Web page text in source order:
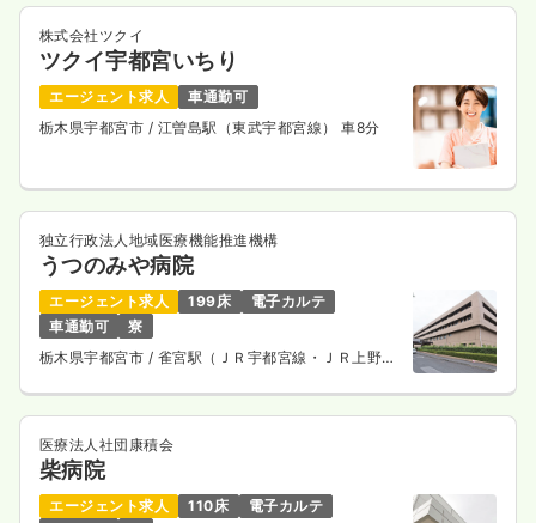
株式会社ツクイ
ツクイ宇都宮いちり
エージェント求人
車通勤可
栃木県宇都宮市 / 江曽島駅（東武宇都宮線） 車8分
独立行政法人地域医療機能推進機構
うつのみや病院
エージェント求人 199床
電子カルテ
車通勤可
寮
栃木県宇都宮市 / 雀宮駅（ＪＲ宇都宮線・ＪＲ上野東
医療法人社団康積会
柴病院
エージェント求人 110床
電子カルテ